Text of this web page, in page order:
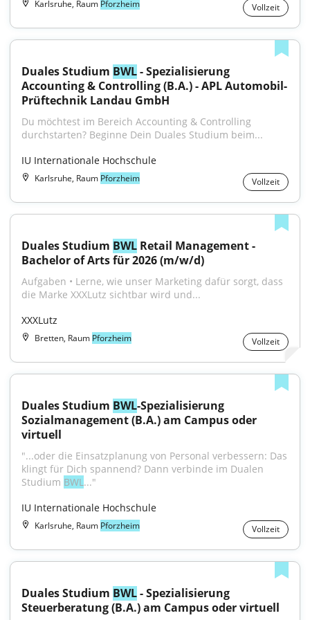
Karlsruhe, Raum Pforzheim Vollzeit
Duales Studium BWL - Spezialisierung
Accounting & Controlling (B.A.) - APL Automobil-
Prüftechnik Landau GmbH
Du möchtest im Bereich Accounting & Controlling
durchstarten? Beginne Dein Duales Studium beim...
IU Internationale Hochschule
Karlsruhe, Raum Pforzheim Vollzeit
Duales Studium BWL Retail Management -
Bachelor of Arts für 2026 (m/w/d)
Aufgaben • Lerne, wie unser Marketing dafür sorgt, dass
die Marke XXXLutz sichtbar wird und...
XXXLutz
Bretten, Raum Pforzheim Vollzeit
Duales Studium BWL-Spezialisierung
Sozialmanagement (B.A.) am Campus oder
virtuell
"...oder die Einsatzplanung von Personal verbessern: Das
klingt für Dich spannend? Dann verbinde im Dualen
Studium BWL..."
IU Internationale Hochschule
Karlsruhe, Raum Pforzheim Vollzeit
Duales Studium BWL - Spezialisierung
Steuerberatung (B.A.) am Campus oder virtuell